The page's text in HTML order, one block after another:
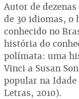
Autor de
de 30 idiomas, o
conhecido no
história do
polímata: uma
Vinci a Susan
popular na Idade
Letras, 2010).